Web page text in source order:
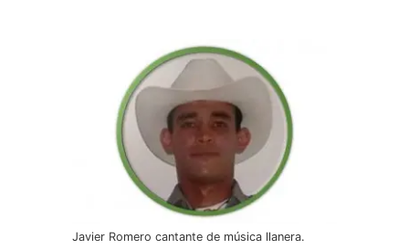
Javier Romero cantante de música llanera.